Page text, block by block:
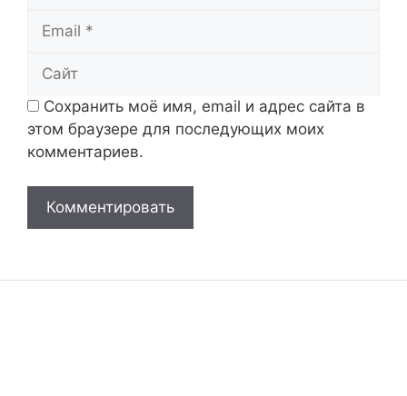
Сохранить моё имя, email и адрес сайта в
этом браузере для последующих моих
комментариев.